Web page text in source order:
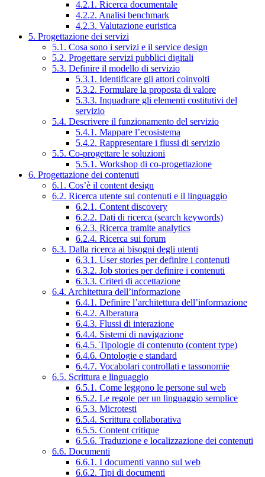
4.2.1. Ricerca documentale
4.2.2. Analisi benchmark
4.2.3. Valutazione euristica
5. Progettazione dei servizi
5.1. Cosa sono i servizi e il service design
5.2. Progettare servizi pubblici digitali
5.3. Definire il modello di servizio
5.3.1. Identificare gli attori coinvolti
5.3.2. Formulare la proposta di valore
5.3.3. Inquadrare gli elementi costitutivi del
servizio
5.4. Descrivere il funzionamento del servizio
5.4.1. Mappare l’ecosistema
5.4.2. Rappresentare i flussi di servizio
5.5. Co-progettare le soluzioni
5.5.1. Workshop di co-progettazione
6. Progettazione dei contenuti
6.1. Cos’è il content design
6.2. Ricerca utente sui contenuti e il linguaggio
6.2.1. Content discovery
6.2.2. Dati di ricerca (search keywords)
6.2.3. Ricerca tramite analytics
6.2.4. Ricerca sui forum
6.3. Dalla ricerca ai bisogni degli utenti
6.3.1. User stories per definire i contenuti
6.3.2. Job stories per definire i contenuti
6.3.3. Criteri di accettazione
6.4. Architettura dell’informazione
6.4.1. Definire l’architettura dell’informazione
6.4.2. Alberatura
6.4.3. Flussi di interazione
6.4.4. Sistemi di navigazione
6.4.5. Tipologie di contenuto (content type)
6.4.6. Ontologie e standard
6.4.7. Vocabolari controllati e tassonomie
6.5. Scrittura e linguaggio
6.5.1. Come leggono le persone sul web
6.5.2. Le regole per un linguaggio semplice
6.5.3. Microtesti
6.5.4. Scrittura collaborativa
6.5.5. Content critique
6.5.6. Traduzione e localizzazione dei contenuti
6.6. Documenti
6.6.1. I documenti vanno sul web
6.6.2. Tipi di documenti